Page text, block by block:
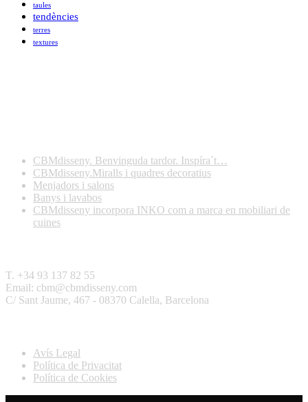
taules
tendències
terres
textures
CBMdisseny. Benvinguda tardor. Inspíra´t…
CBMdisseny.Miralls i quadres decoratius
Menjadors i salons
Banys i lavabos
CBMdisseny incorpora INKO com a marca en mobiliari de
cuines
T. +34 93 137 82 55
Email: cbm@cbmdisseny.com
C/ Sant Jaume, 467 - 08370 Calella, Barcelona
Avís Legal
Política de Privacitat
Política de Cookies